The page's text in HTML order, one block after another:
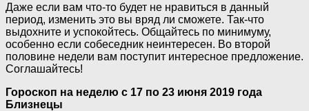
Даже если вам что-то будет не нравиться в данный
период, изменить это вы вряд ли сможете. Так-что
выдохните и успокойтесь. Общайтесь по минимуму,
особенно если собеседник неинтересен. Во второй
половине недели вам поступит интересное предложение.
Соглашайтесь!
Гороскоп на неделю с 17 по 23 июня 2019 года
Близнецы